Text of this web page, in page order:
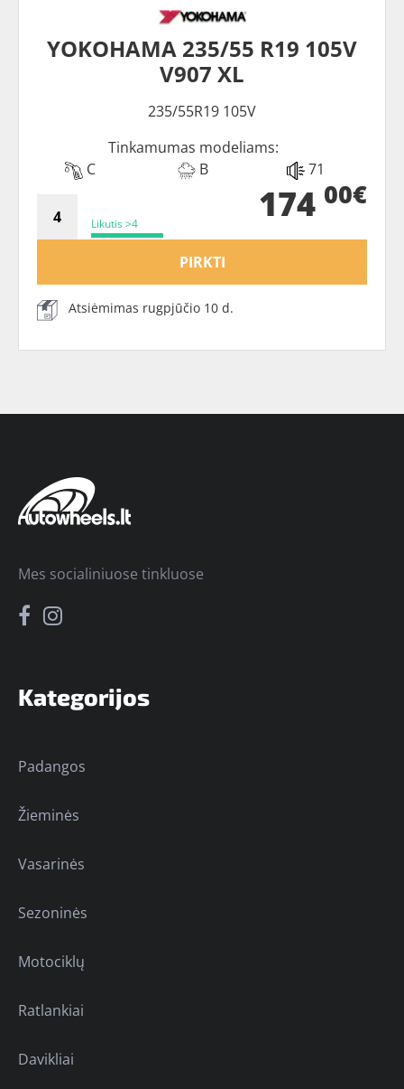
YOKOHAMA 235/55 R19 105V
V907 XL
235/55R19 105V
Tinkamumas modeliams:
C
B 71
Likutis >4 174 00€
PIRKTI
Atsiėmimas rugpjūčio 10 d.
Kategorijos
Padangos
Žieminės
Vasarinės
Sezoninės
Motociklų
Ratlankiai
Davikliai
Mes socialiniuose tinkluose